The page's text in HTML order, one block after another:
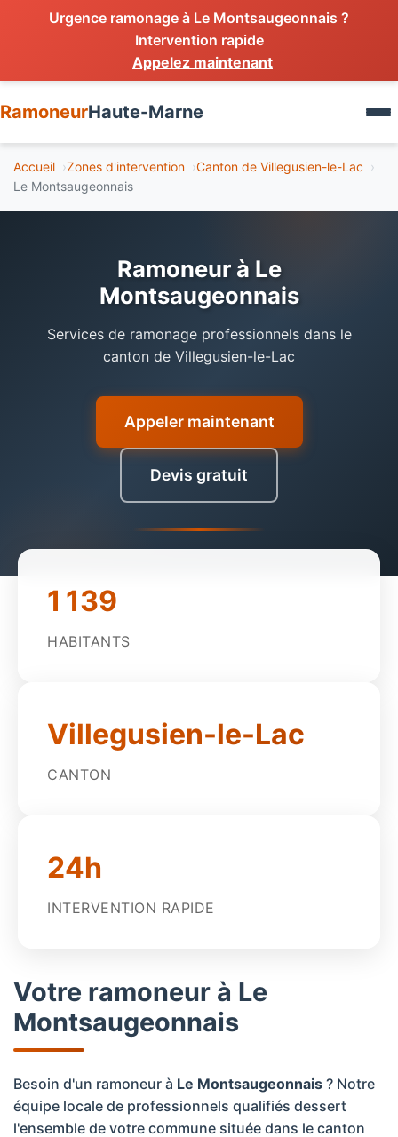
Urgence ramonage à Le Montsaugeonnais ?
Intervention rapide
Appelez maintenant
RamoneurHaute-Marne
Ramonage poêle
Ramonage chaudière
Inspection conduit
Accueil Zones d'intervention
Canton de Villegusien-le-Lac
Le Montsaugeonnais
Ramoneur à Le
Montsaugeonnais
Services de ramonage professionnels dans le
canton de Villegusien-le-Lac
Appeler maintenant
Devis gratuit
1 139
HABITANTS
Villegusien-le-Lac
CANTON
24h
INTERVENTION RAPIDE
Votre ramoneur à Le
Montsaugeonnais
Besoin d'un ramoneur à Le Montsaugeonnais ? Notre
équipe locale de professionnels qualifiés dessert
l'ensemble de votre commune située dans le canton